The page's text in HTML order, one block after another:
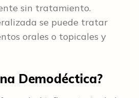
sin tratamiento.
se puede tratar
orales o topicales y
Demodéctica?